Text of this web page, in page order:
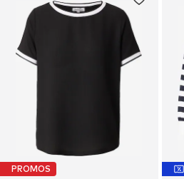
PROMOS